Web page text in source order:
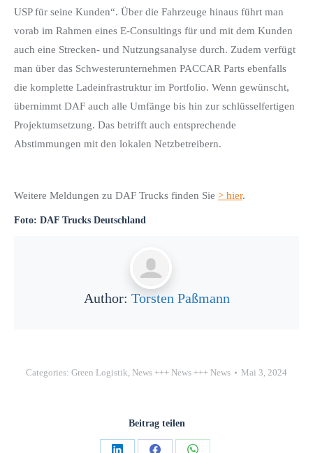
USP für seine Kunden“. Über die Fahrzeuge hinaus führt man
vorab im Rahmen eines E-Consultings für und mit dem Kunden
auch eine Strecken- und Nutzungsanalyse durch. Zudem verfügt
man über das Schwesterunternehmen PACCAR Parts ebenfalls
die komplette Ladeinfrastruktur im Portfolio. Wenn gewünscht,
übernimmt DAF auch alle Umfänge bis hin zur schlüsselfertigen
Projektumsetzung. Das betrifft auch entsprechende
Abstimmungen mit den lokalen Netzbetreibern.
Weitere Meldungen zu DAF Trucks finden Sie > hier.
Foto: DAF Trucks Deutschland
Author: Torsten Paßmann
Categories: Green Logistik, News +++ News +++ News Mai 3, 2024
Beitrag teilen